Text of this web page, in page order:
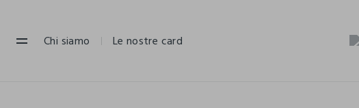
Chi siamo Le nostre card